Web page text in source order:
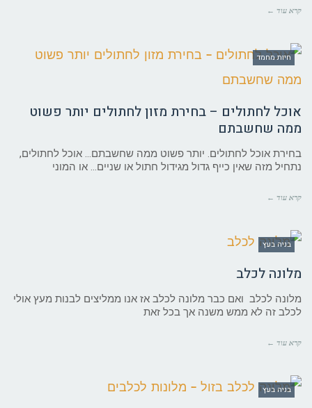
קרא עוד ←
חיות מחמד
אוכל לחתולים – בחירת מזון לחתולים יותר פשוט
ממה שחשבתם
בחירת אוכל לחתולים. יותר פשוט ממה שחשבתם… אוכל לחתולים,
נתחיל מזה שאין כייף גדול מגידול חתול או שניים… או המוני
קרא עוד ←
בניה בעץ
מלונה לכלב
מלונה לכלב ואם כבר מלונה לכלב אז אנו ממליצים לבנות מעץ אולי
לכלב זה לא ממש משנה אך בכל זאת
קרא עוד ←
בניה בעץ